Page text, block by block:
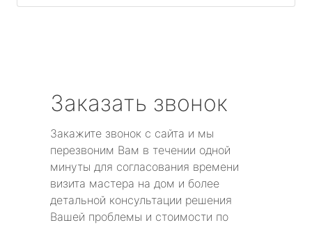
Заказать звонок
Закажите звонок с сайта и мы
перезвоним Вам в течении одной
минуты для согласования времени
визита мастера на дом и более
детальной консультации решения
Вашей проблемы и стоимости по